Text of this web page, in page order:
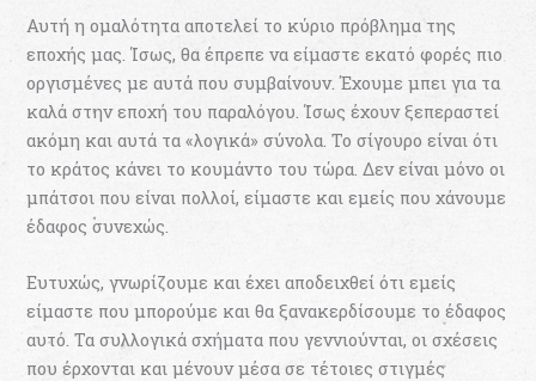
Αυτή η ομαλότητα αποτελεί το κύριο πρόβλημα της
εποχής μας. Ίσως, θα έπρεπε να είμαστε εκατό φορές πιο
οργισμένες με αυτά που συμβαίνουν. Έχουμε μπει για τα
καλά στην εποχή του παραλόγου. Ίσως έχουν ξεπεραστεί
ακόμη και αυτά τα «λογικά» σύνολα. Το σίγουρο είναι ότι
το κράτος κάνει το κουμάντο του τώρα. Δεν είναι μόνο οι
μπάτσοι που είναι πολλοί, είμαστε και εμείς που χάνουμε
έδαφος συνεχώς.
Ευτυχώς, γνωρίζουμε και έχει αποδειχθεί ότι εμείς
είμαστε που μπορούμε και θα ξανακερδίσουμε το έδαφος
αυτό. Τα συλλογικά σχήματα που γεννιούνται, οι σχέσεις
που έρχονται και μένουν μέσα σε τέτοιες στιγμές